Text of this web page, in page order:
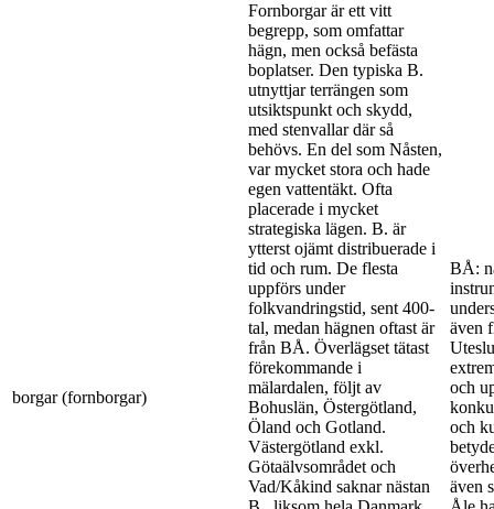
borgar (fornborgar)
Fornborgar är ett vitt
begrepp, som omfattar
hägn, men också befästa
boplatser. Den typiska B.
utnyttjar terrängen som
utsiktspunkt och skydd,
med stenvallar där så
behövs. En del som Nåsten,
var mycket stora och hade
egen vattentäkt. Ofta
placerade i mycket
strategiska lägen. B. är
ytterst ojämt distribuerade i
tid och rum. De flesta
uppförs under
folkvandringstid, sent 400-
tal, medan hägnen oftast är
från BÅ. Överlägset tätast
förekommande i
mälardalen, följt av
Bohuslän, Östergötland,
Öland och Gotland.
Västergötland exkl.
Götaälvsområdet och
Vad/Kåkind saknar nästan
BÅ:
även
och
och
även